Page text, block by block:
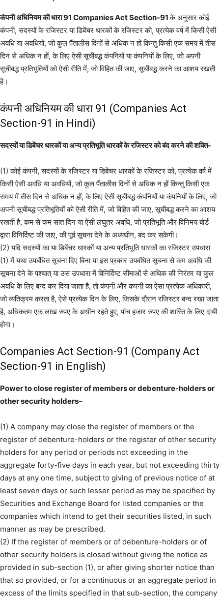
कंपनी अधिनियम की धारा 91 Companies Act Section-91के अनुसार कोई
कंपनी, सदस्यों के रजिस्टर या डिबेंचर धारकों के रजिस्टर को, प्रत्येक वर्ष में किसी ऐसी
अवधि या अवधियों, जो कुल पैंतालीस दिनों से अधिक न हों किन्तु किसी एक समय में तीस
दिन से अधिक न हों, के लिए ऐसी सूचीबद्ध कंपनियों या कंपनियों के लिए, जो अपनी
सूचीबद्ध प्रतिभूतियों को ऐसी रीति में, जो विहित की जाए, सूचीबद्ध करने का आशय रखती
है।
कंपनी अधिनियम की धारा 91 (Companies Act
Section-91 in Hindi)
सदस्यों या डिबेंचर धारकों या अन्य प्रतिभूति धारकों के रजिस्टर को बंद करने की शक्ति-
(1) कोई कंपनी, सदस्यों के रजिस्टर या डिबेंचर धारकों के रजिस्टर को, प्रत्येक वर्ष में
किसी ऐसी अवधि या अवधियों, जो कुल पैंतालीस दिनों से अधिक न हों किन्तु किसी एक
समय में तीस दिन से अधिक न हों, के लिए ऐसी सूचीबद्ध कंपनियों या कंपनियों के लिए, जो
अपनी सूचीबद्ध प्रतिभूतियों को ऐसी रीति में, जो विहित की जाए, सूचीबद्ध करने का आशय
रखती है, कम से कम सात दिन या ऐसी लघुतर अवधि, जो प्रतिभूति और विनिमय बोर्ड
द्वारा विनिर्दिष्ट की जाए, की पूर्व सूचना देने के अध्यधीन, बंद कर सकेगी।
(2) यदि सदस्यों का या डिबेंचर धारकों या अन्य प्रतिभूति धारकों का रजिस्टर उपधारा
(1) में यथा उपबंधित सूचना दिए बिना या इस प्रकार उपबंधित सूचना से कम अवधि की
सूचना देने के पश्चात् या उस उपधारा में विनिर्दिष्ट सीमाओं से अधिक की निरंतर या कुल
अवधि के लिए बन्द कर दिया जाता है, तो कंपनी और कंपनी का ऐसा प्रत्येक अधिकारी,
जो व्यतिक्रम करता है, ऐसे प्रत्येक दिन के लिए, जिसके दौरान रजिस्टर बन्द रखा जाता
है, अधिकतम एक लाख रुपए के अधीन रहते हुए, पांच हजार रुपए की शास्ति के लिए दायी
होगा।
Companies Act Section-91 (Company Act
Section-91 in English)
Power to close register of members or debenture-holders or
other security holders–
(1) A company may close the register of members or the
register of debenture-holders or the register of other security
holders for any period or periods not exceeding in the
aggregate forty-five days in each year, but not exceeding thirty
days at any one time, subject to giving of previous notice of at
least seven days or such lesser period as may be specified by
Securities and Exchange Board for listed companies or the
companies which intend to get their securities listed, in such
manner as may be prescribed.
(2) If the register of members or of debenture-holders or of
other security holders is closed without giving the notice as
provided in sub-section (1), or after giving shorter notice than
that so provided, or for a continuous or an aggregate period in
excess of the limits specified in that sub-section, the company